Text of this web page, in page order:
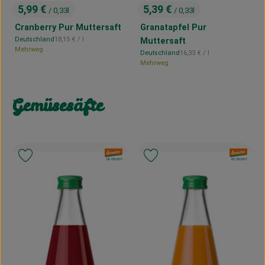
, Preis:
5,99 € / 0,33l
Cranberry Pur Muttersaft
, Herkunft:
Deutschland , Referenzpreis:
18,15 € / l
Mehrweg
, Preis:
5,39 € / 0,33l
Granatapfel Pur
Muttersaft
, Herkunft:
Deutschland, Referenzpreis:
16,33 € / l
Mehrweg
Gemüsesäfte
, Verband:
, Kontrollstelle:
DE-ÖKO-007
Produkt zu Favouriten hinzufügen
, Verband:
, Kontrollstelle:
DE-ÖKO-007
Produkt zu Favouriten hinzufügen